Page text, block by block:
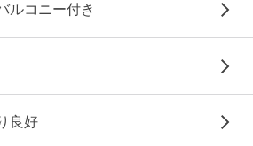
ルコニー付き
良好